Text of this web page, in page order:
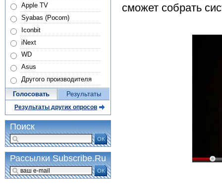
сможет собрать
Apple TV
Syabas (Pocorn)
Iconbit
iNext
WD
Asus
Другого производителя
Голосовать Результаты
Результаты других опросов
Поиск
ОК
Рассылки Subscribe.Ru
ОК